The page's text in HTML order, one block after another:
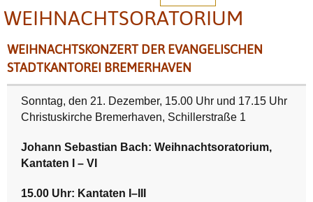
WEIHNACHTSORATORIUM
WEIHNACHTSKONZERT DER EVANGELISCHEN
STADTKANTOREI BREMERHAVEN
Sonntag, den 21. Dezember, 15.00 Uhr und 17.15 Uhr
Christuskirche Bremerhaven, Schillerstraße 1
Johann Sebastian Bach: Weihnachtsoratorium,
Kantaten I – VI
15.00 Uhr: Kantaten I–III